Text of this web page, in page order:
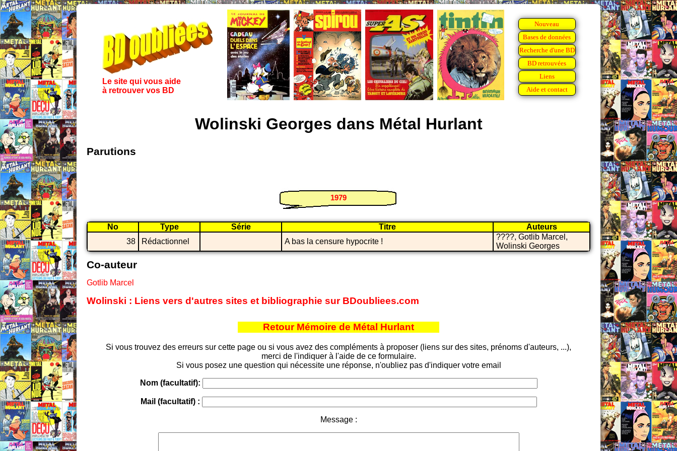
Le site qui vous aide
à retrouver vos BD
Nouveau
Bases de données
Recherche d'une BD
BD retrouvées
Liens
Aide et contact
Wolinski Georges dans Métal Hurlant
Parutions
1979
No Type Série Titre
Auteurs
38
Rédactionnel A bas la censure hypocrite !
????, Gotlib Marcel,
Wolinski Georges
Co-auteur
Gotlib Marcel
Wolinski : Liens vers d'autres sites et bibliographie sur BDoubliees.com
Retour Mémoire de Métal Hurlant
Si vous trouvez des erreurs sur cette page ou si vous avez des compléments à proposer (liens sur des sites, prénoms d'auteurs, ...),
merci de l'indiquer à l'aide de ce formulaire.
Si vous posez une question qui nécessite une réponse, n'oubliez pas d'indiquer votre email
Nom (facultatif):
Mail (facultatif) :
Message :